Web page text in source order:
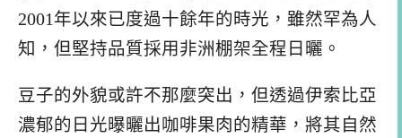
2001年以來已度過十餘年的時光，雖然罕為人
知，但堅持品質採用非洲棚架全程日曬。
豆子的外貌或許不那麼突出，但透過伊索比亞
濃郁的日光曝曬出咖啡果肉的精華，將其自然